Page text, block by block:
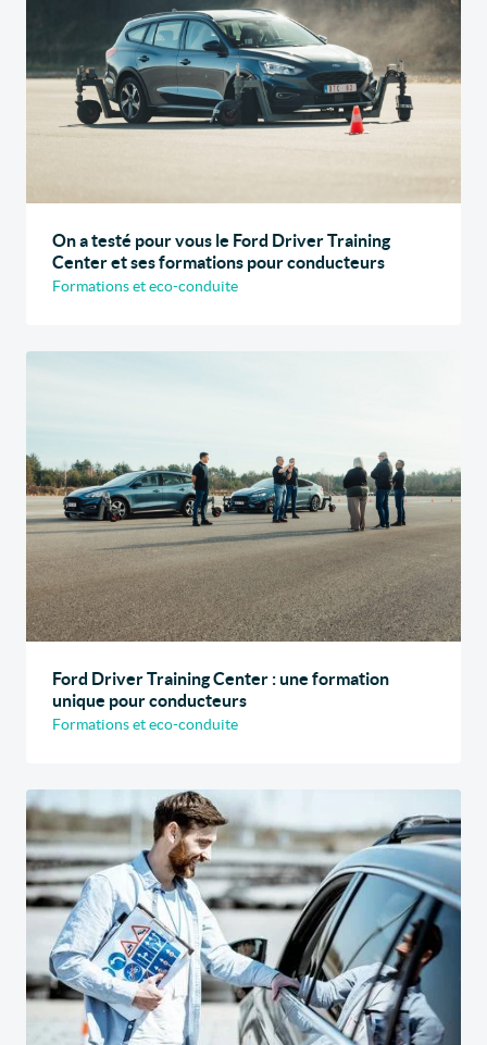
On a testé pour vous le Ford Driver Training
Center et ses formations pour conducteurs
Formations et eco-conduite
Ford Driver Training Center : une formation
unique pour conducteurs
Formations et eco-conduite